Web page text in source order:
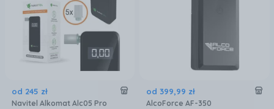
od 245 zł
Navitel Alkomat Alc05 Pro
od 399,99 zł
AlcoForce AF-350